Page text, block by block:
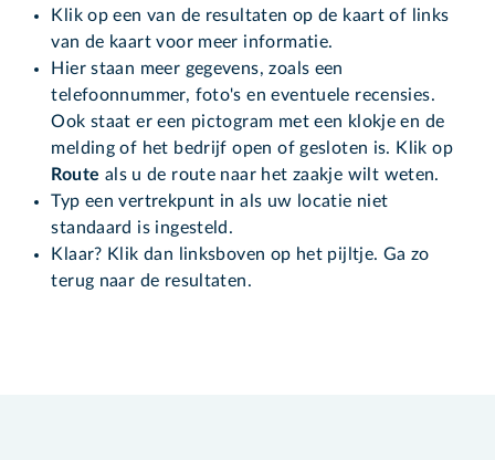
Klik op een van de resultaten op de kaart of links
van de kaart voor meer informatie.
Hier staan meer gegevens, zoals een
telefoonnummer, foto's en eventuele recensies.
Ook staat er een pictogram met een klokje en de
melding of het bedrijf open of gesloten is. Klik op
Route als u de route naar het zaakje wilt weten.
Typ een vertrekpunt in als uw locatie niet
standaard is ingesteld.
Klaar? Klik dan linksboven op het pijltje. Ga zo
terug naar de resultaten.